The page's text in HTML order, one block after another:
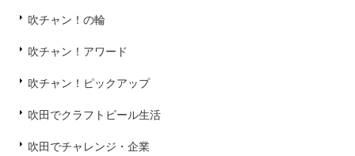
吹チャン！の輪
吹チャン！アワード
吹チャン！ピックアップ
吹田でクラフトビール生活
吹田でチャレンジ・企業